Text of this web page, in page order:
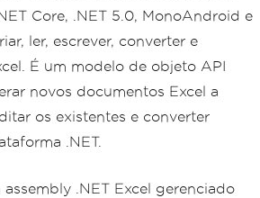
Core, .NET 5.0, MonoAndroid e
ler, escrever, converter e
É um modelo de objeto API
novos documentos Excel a
os existentes e converter
.NET.
.NET Excel gerenciado